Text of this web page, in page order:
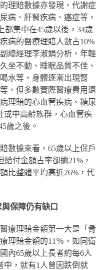
理賠數據亦發現，代謝症
病、肝腎疾病、癌症等，
都集中在45歲以後，34歲
病的醫療理賠人數占10%
總經理李淑娟分析，年輕
坐不動、睡眠品質不佳、
水等，身體逐漸出現腎
，但多數實際醫療費用還
理賠的心血管疾病、糖尿
或中高齡族群，心血管疾
歲之後。
數據來看，65歲以上保戶
給付金額占率卻逾21%，
比整體平均高近26%，代
保障仍有缺口
療理賠金額第一大是「骨
理賠金額的11％，如同衛
內65歲以上長者約每6人
中，就有1人曾因跌倒就